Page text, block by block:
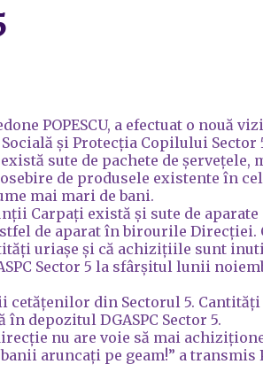
POPESCU, a efectuat o nouă
și Protecția Copilului
sute de pachete de
de produsele existente în
mai mari de bani.
Carpați există și sute de
de aparat în birourile Direcției.
uriașe și că achizițiile sunt
Sector 5 la sfârșitul lunii
cetățenilor din Sectorul 5.
depozitul DGASPC Sector 5.
nu are voie să mai
aruncați pe geam!” a transmis